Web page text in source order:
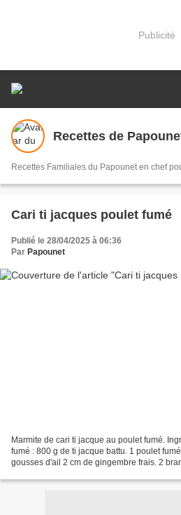
Publicité
Recettes de
Recettes Familiales du Papounet en chef
Cari ti jacques poulet fumé
Publié le 28/04/2025 à 06:36
Par Papounet
Marmite de cari ti jacque au poulet fumé.
fumé : 800 g de ti jacque battu. 1 poulet
gousses d'ail 2 cm de gingembre frais. 2